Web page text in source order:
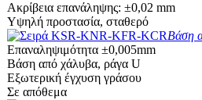
Ακρίβεια επανάληψης: ±0,02 mm
Υψηλή προστασία, σταθερό
Βάση
Επαναληψιμότητα ±0,005mm
Βάση από χάλυβα, ράγα U
Εξωτερική έγχυση γράσου
Σε απόθεμα